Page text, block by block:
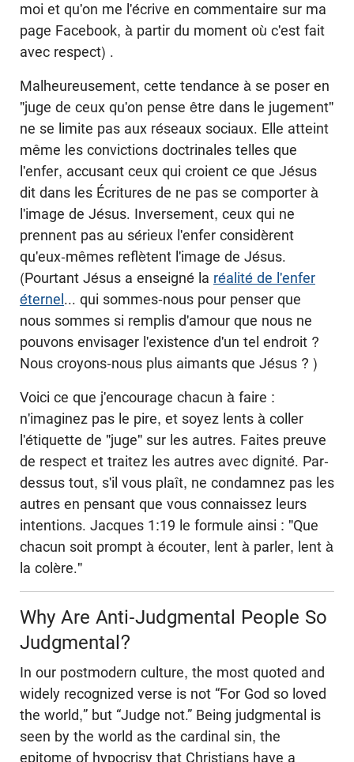
moi et qu'on me l'écrive en commentaire sur ma
page Facebook, à partir du moment où c'est fait
avec respect) .
Malheureusement, cette tendance à se poser en
"juge de ceux qu'on pense être dans le jugement"
ne se limite pas aux réseaux sociaux. Elle atteint
même les convictions doctrinales telles que
l'enfer, accusant ceux qui croient ce que Jésus
dit dans les Écritures de ne pas se comporter à
l'image de Jésus. Inversement, ceux qui ne
prennent pas au sérieux l'enfer considèrent
qu'eux-mêmes reflètent l'image de Jésus.
(Pourtant Jésus a enseigné la réalité de l'enfer
éternel ... qui sommes-nous pour penser que
nous sommes si remplis d'amour que nous ne
pouvons envisager l'existence d'un tel endroit ?
Nous croyons-nous plus aimants que Jésus ? )
Voici ce que j'encourage chacun à faire :
n'imaginez pas le pire, et soyez lents à coller
l'étiquette de "juge" sur les autres. Faites preuve
de respect et traitez les autres avec dignité. Par-
dessus tout, s'il vous plaît, ne condamnez pas les
autres en pensant que vous connaissez leurs
intentions. Jacques 1:19 le formule ainsi : "Que
chacun soit prompt à écouter, lent à parler, lent à
la colère."
Why Are Anti-Judgmental People So
Judgmental?
In our postmodern culture, the most quoted and
widely recognized verse is not “For God so loved
the world,” but “Judge not.” Being judgmental is
seen by the world as the cardinal sin, the
epitome of hypocrisy that Christians have a